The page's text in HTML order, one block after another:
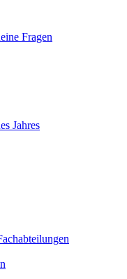
Fragen
Jahres